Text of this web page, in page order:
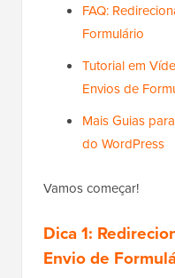
FAQ:
Formulário
Tutorial em
Envios de
Mais Guias
do WordPress
Vamos começar!
Dica 1:
Envio de